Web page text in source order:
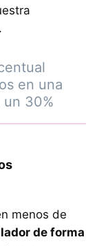
en una
30%
menos de
de forma